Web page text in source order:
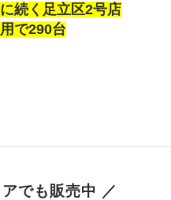
続く足立区2号店
で290台
でも販売中 ／